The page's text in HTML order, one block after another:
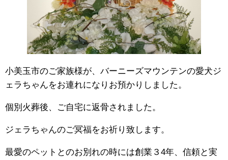
小美玉市のご家族様が、バーニーズマウンテンの愛犬ジ
ェラちゃんをお連れになりお預かりしました。
個別火葬後、ご自宅に返骨されました。
ジェラちゃんのご冥福をお祈り致します。
最愛のペットとのお別れの時には創業３4年、信頼と実